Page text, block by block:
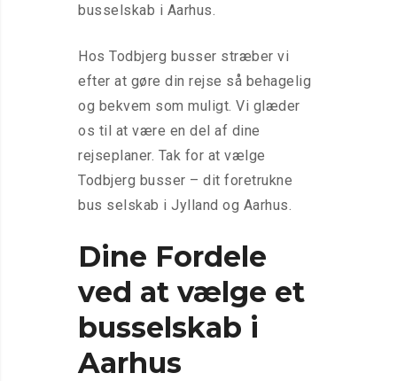
busselskab i Aarhus.
Hos Todbjerg busser stræber vi
efter at gøre din rejse så behagelig
og bekvem som muligt. Vi glæder
os til at være en del af dine
rejseplaner. Tak for at vælge
Todbjerg busser – dit foretrukne
bus selskab i Jylland og Aarhus.
Dine Fordele
ved at vælge et
busselskab i
Aarhus